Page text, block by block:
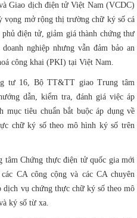
Giao dịch điện tử Việt Nam (VCDC)
vọng mở rộng thị trường chữ ký số cá
điện tử, giảm giá thành chứng thư
nghiệp nhưng vẫn đảm bảo an
công khai (PKI) tại Việt Nam.
tư 16, Bộ TT&TT giao Trung tâm
dẫn, kiểm tra, đánh giá việc áp
mục tiêu chuẩn bắt buộc áp dụng về
chữ ký số theo mô hình ký số trên
tâm Chứng thực điện tử quốc gia mới
CA công cộng và các CA chuyên
dịch vụ chứng thực chữ ký số theo mô
ký số từ xa.